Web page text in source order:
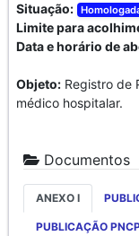
Situação:
Limite para
Data e horário de
Objeto: Registro de
médico hospitalar.
Documentos
ANEXO I
PUBLICAÇÃO